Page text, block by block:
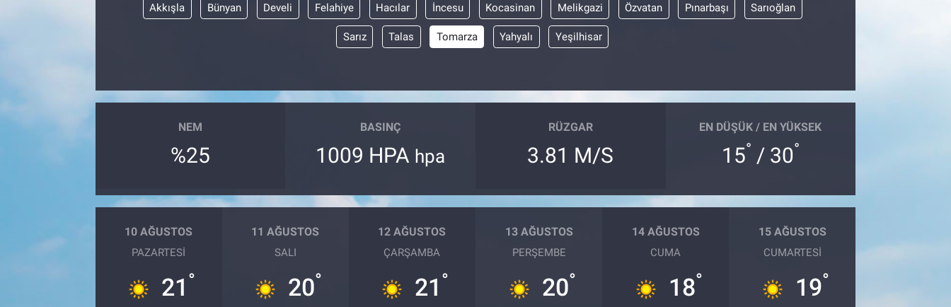
Akkışla Bünyan Develi Felahiye Hacılar İncesu Kocasinan Melikgazi Özvatan Pınarbaşı Sarıoğlan
Sarız Talas Tomarza Yahyalı Yeşilhisar
NEM
%25
BASINÇ
1009 HPA hpa
RÜZGAR
3.81 M/S
EN DÜŞÜK / EN YÜKSEK
15° / 30°
10 AĞUSTOS
PAZARTESI
21 °
11 AĞUSTOS
SALI
20°
12 AĞUSTOS
ÇARŞAMBA
21 °
13 AĞUSTOS
PERŞEMBE
20°
14 AĞUSTOS
CUMA
18°
15 AĞUSTOS
CUMARTESI
19°